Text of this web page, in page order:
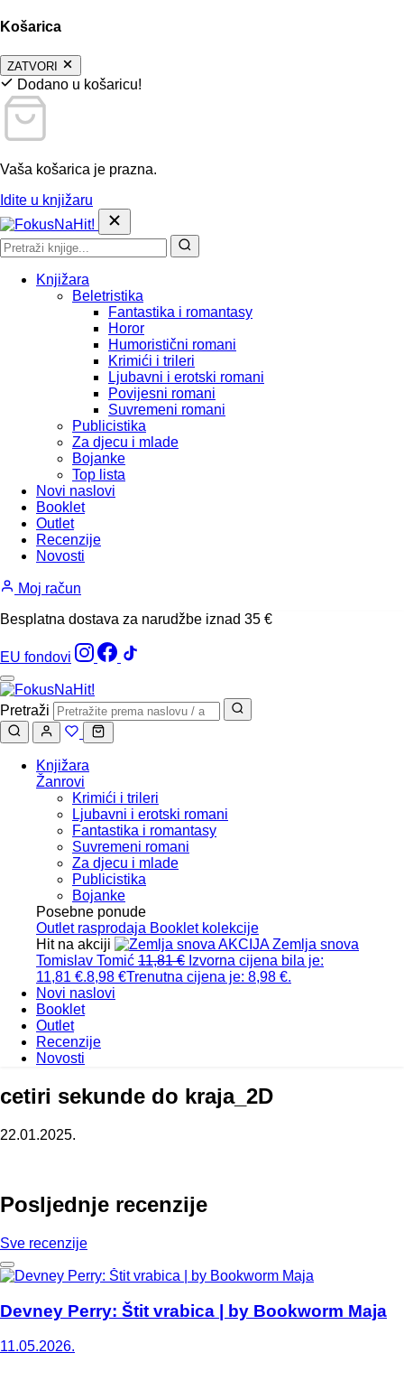
Košarica
ZATVORI
Dodano u košaricu!
Vaša košarica je prazna.
Idite u knjižaru
Knjižara
Beletristika
Fantastika i romantasy
Horor
Humoristični romani
Krimići i trileri
Ljubavni i erotski romani
Povijesni romani
Suvremeni romani
Publicistika
Za djecu i mlade
Bojanke
Top lista
Novi naslovi
Booklet
Outlet
Recenzije
Novosti
Moj račun
Besplatna dostava za narudžbe iznad 35 €
EU fondovi
Pretraži
Knjižara
Žanrovi
Krimići i trileri
Ljubavni i erotski romani
Fantastika i romantasy
Suvremeni romani
Za djecu i mlade
Publicistika
Bojanke
Posebne ponude
Outlet rasprodaja Booklet kolekcije
Hit na akciji
AKCIJA Zemlja snova
Tomislav Tomić 11,81€ Izvorna cijena bila je:
11,81 €.8,98 €Trenutna cijena je: 8,98 €.
Novi naslovi
Booklet
Outlet
Recenzije
Novosti
cetiri sekunde do kraja_2D
22.01.2025.
Posljednje recenzije
Sve recenzije
Devney Perry: Štit vrabica | by Bookworm Maja
11.05.2026.